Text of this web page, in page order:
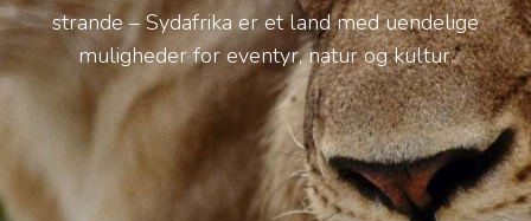
strande – Sydafrika er et land med uendelige
muligheder for eventyr, natur og kultur.